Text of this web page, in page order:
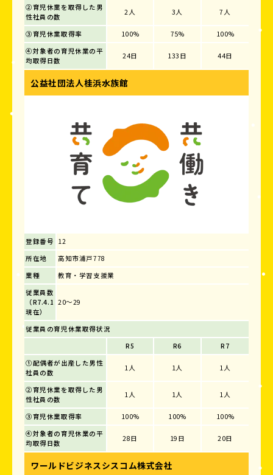
②育児休業を取得した男
性社員の数
2人 3人 7人
③育児休業取得率 100% 75%
100%
④対象者の育児休業の平
均取得日数
24日 133日 44日
公益社団法人桂浜水族館
登録番号 12
所在地
高知市浦戸778
業種
教育・学習支援業
従業員数
（R7.4.1
現在）
20～29
従業員の育児休業取得状況
R5
R6
R7
①配偶者が出産した男性
社員の数
1人 1人 1人
②育児休業を取得した男
性社員の数
1人 1人 1人
③育児休業取得率 100% 100%
100%
④対象者の育児休業の平
均取得日数
28日 19日 20日
ワールドビジネスシスコム株式会社